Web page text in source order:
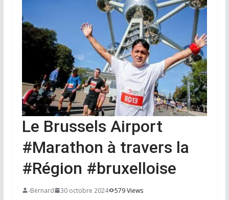
Le Brussels Airport
#Marathon à travers la
#Région #bruxelloise
-Bernard 30 octobre 2024 579 Views